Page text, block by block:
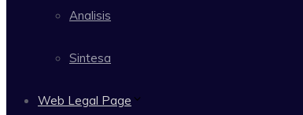
Analisis
Sintesa
Web Legal Page